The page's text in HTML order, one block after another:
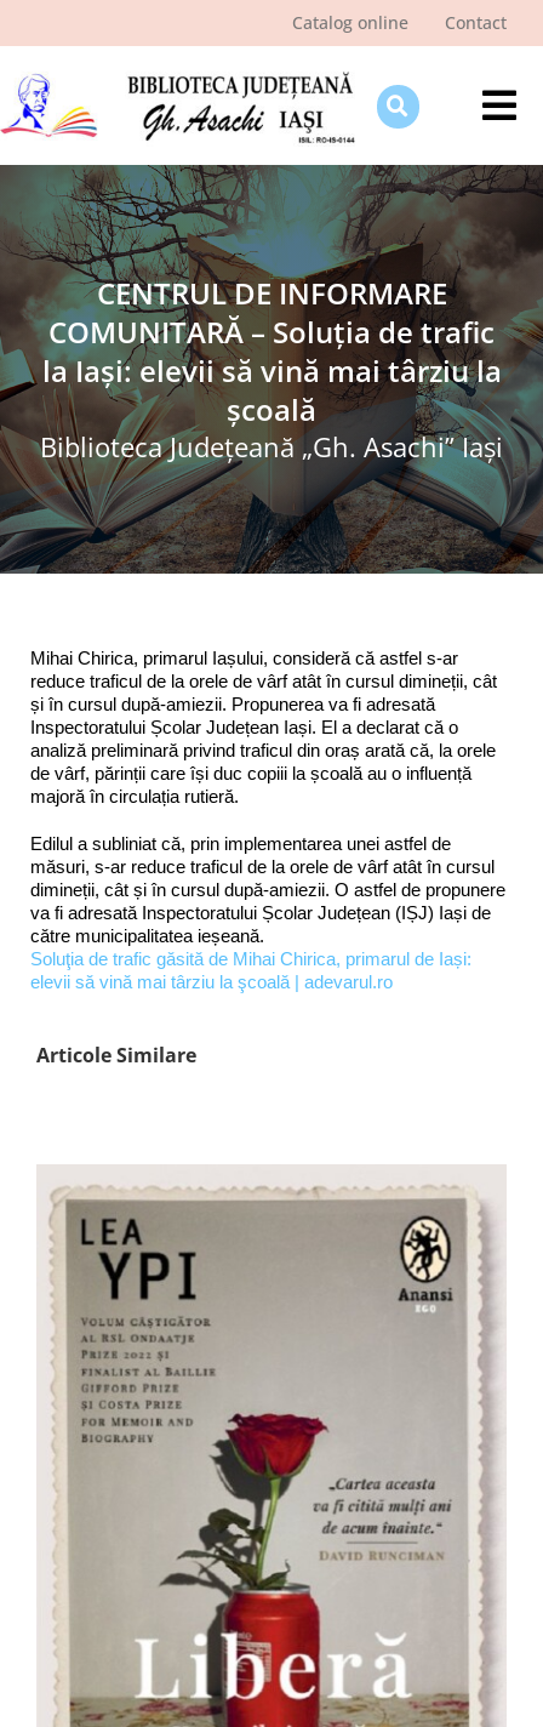
Catalog online Contact
Despre bibliotecă
Pagina cititorului
Ştiri şi evenimente
Programe şi proiecte
Interes public
CENTRUL DE INFORMARE
COMUNITARĂ – Soluţia de trafic
la Iași: elevii să vină mai târziu la
şcoală
Biblioteca Judeţeană „Gh. Asachi” Iaşi
Mihai Chirica, primarul Iașului, consideră că astfel s-ar
reduce traficul de la orele de vârf atât în cursul dimineții, cât
și în cursul după-amiezii. Propunerea va fi adresată
Inspectoratului Școlar Județean Iași. El a declarat că o
analiză preliminară privind traficul din oraș arată că, la orele
de vârf, părinții care își duc copiii la școală au o influență
majoră în circulația rutieră.
Edilul a subliniat că, prin implementarea unei astfel de
măsuri, s-ar reduce traficul de la orele de vârf atât în cursul
dimineții, cât și în cursul după-amiezii. O astfel de propunere
va fi adresată Inspectoratului Școlar Județean (IȘJ) Iași de
către municipalitatea ieșeană.
Soluţia de trafic găsită de Mihai Chirica, primarul de Iași:
elevii să vină mai târziu la şcoală | adevarul.ro
Articole Similare